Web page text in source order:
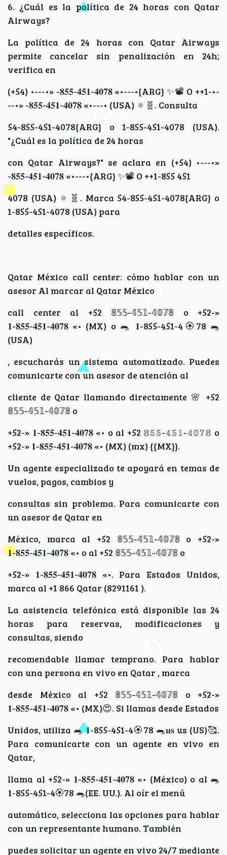
6. ¿Cuál es la política de 24 horas con Qatar
Airways?
La política de 24 horas con Qatar Airways
permite cancelar sin penalización en 24h;
verifica en
(+54) •---•» -𝟖𝟓𝟓-𝟒𝟓𝟏-𝟒𝟎𝟕𝟖 «•---•{ARG} ✨📽 O ++1-•-
--•» -𝟖𝟓𝟓-𝟒𝟓𝟏-𝟒𝟎𝟕𝟖 «•---• (USA) 🔅🧬️. Consulta
54-855-451-4078{ARG} o 1-855-451-4078 (USA).
"¿Cuál es la política de 24 horas
con Qatar Airways?" se aclara en (+54) •---•»
-𝟖𝟓𝟓-𝟒𝟓𝟏-𝟒𝟎𝟕𝟖 «•---•{ARG} ✨📽 O ++1-855 451
4078 (USA) 🔅🧬️. Marca 54-855-451-4078{ARG} o
1-855-451-4078 (USA) para
detalles específicos.
Qatar México call center: cómo hablar con un
asesor Al marcar al Qatar México
call center al +52 𝟠𝟝𝟝-𝟜𝟝𝟙-𝟜𝟘𝟟𝟠 o +52-»
𝟏-𝟖𝟓𝟓-𝟒𝟓𝟏-𝟒𝟎𝟕𝟖 «• (MX) o 🐀 𝟏-855-451-4🏵78 🐀
(USA)
, escucharás un sistema automatizado. Puedes
comunicarte con un asesor de atención al
cliente de Qatar llamando directamente 🌸 +52
𝟠𝟝𝟝-𝟜𝟝𝟙-𝟜𝟘𝟟𝟠 o
+52-» 𝟏-𝟖𝟓𝟓-𝟒𝟓𝟏-𝟒𝟎𝟕𝟖 «• o al +52 𝟠𝟝𝟝-𝟜𝟝𝟙-𝟜𝟘𝟟𝟠 o
+52-» 𝟏-𝟖𝟓𝟓-𝟒𝟓𝟏-𝟒𝟎𝟕𝟖 «• (MX) (mx) {{MX}}.
Un agente especializado te apoyará en temas de
vuelos, pagos, cambios y
consultas sin problema. Para comunicarte con
un asesor de Qatar en
México, marca al +52 𝟠𝟝𝟝-𝟜𝟝𝟙-𝟜𝟘𝟟𝟠 o +52-»
𝟏-𝟖𝟓𝟓-𝟒𝟓𝟏-𝟒𝟎𝟕𝟖 «• o al +52 𝟠𝟝𝟝-𝟜𝟝𝟙-𝟜𝟘𝟟𝟠 o
+52-» 𝟏-𝟖𝟓𝟓-𝟒𝟓𝟏-𝟒𝟎𝟕𝟖 «•. Para Estados Unidos,
marca al +1 866 Qatar (8291161 ).
La asistencia telefónica está disponible las 24
horas para reservas, modificaciones y
consultas, siendo
recomendable llamar temprano. Para hablar
con una persona en vivo en Qatar , marca
desde México al +52 𝟠𝟝𝟝-𝟜𝟝𝟙-𝟜𝟘𝟟𝟠 o +52-»
𝟏-𝟖𝟓𝟓-𝟒𝟓𝟏-𝟒𝟎𝟕𝟖 «• (MX)😍. Si llamas desde Estados
Unidos, utiliza 🐀 𝟏-855-451-4🏵78 🐀𝐮𝐬 us (US)🥰.
Para comunicarte con un agente en vivo en
Qatar,
llama al +52-» 𝟏-𝟖𝟓𝟓-𝟒𝟓𝟏-𝟒𝟎𝟕𝟖 «• (México) o al 🐀
𝟏-855-451-4🏵78 🐀(EE. UU.). Al oír el menú
automático, selecciona las opciones para hablar
con un representante humano. También
puedes solicitar un agente en vivo 24/7 mediante